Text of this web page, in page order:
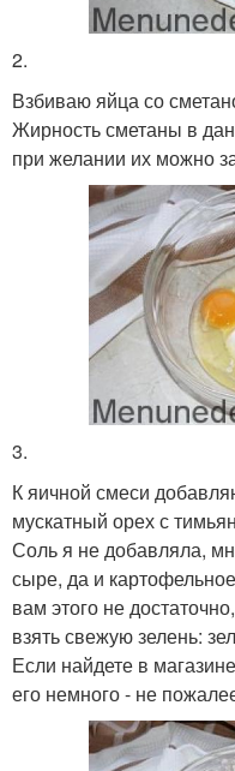
2.
Взбиваю яйца со
Жирность сметаны в
при желании их можно
3.
К яичной смеси
мускатный орех с
Соль я не добавляла,
сыре, да и
вам этого не
взять свежую зелень:
Если найдете в
его немного - не